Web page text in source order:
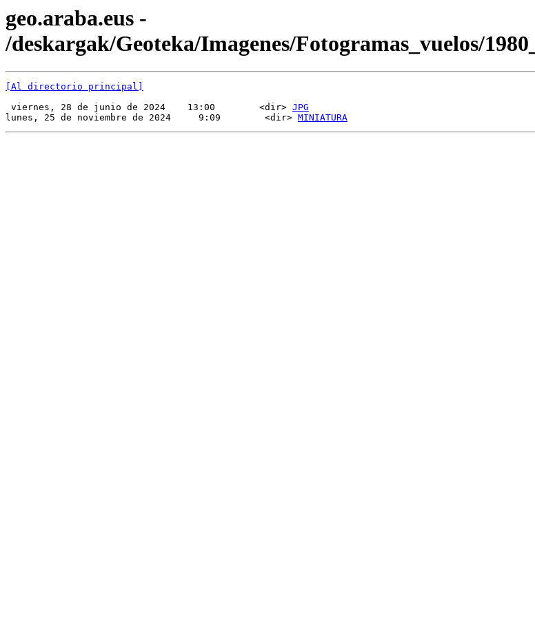
geo.araba.eus -
/deskargak/Geoteka/Imagenes/Fotogramas_vuelos/
[Al directorio principal]
viernes, 28 de junio de 2024    13:00        <dir> JPG
lunes, 25 de noviembre de 2024     9:09        <dir> MINIATURA